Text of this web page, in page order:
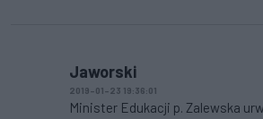
Jaworski
2019-01-23 19:36:01
Minister Edukacji p. Zalewska